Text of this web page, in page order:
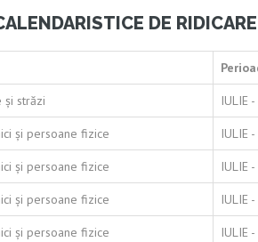
DE
și străzi IULIE
și persoane fizice IULIE
și persoane fizice IULIE
și persoane fizice IULIE
și persoane fizice IULIE